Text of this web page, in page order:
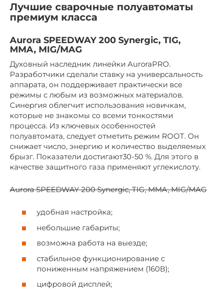
Лучшие сварочные полуавтоматы
премиум класса
Aurora SPEEDWAY 200 Synergic, TIG,
MMA, MIG/MAG
Духовный наследник линейки AuroraPRO.
Разработчики сделали ставку на универсальность
аппарата, он поддерживает практически все
режимы с любым из возможных материалов.
Синергия облегчит использования новичкам,
которые не знакомы со всеми тонкостями
процесса. Из ключевых особенностей
полуавтомата, следует отметить режим ROOT. Он
снижает число, энергию и количество выделяемых
брызг. Показатели достигают30-50 %. Для этого в
качестве защитного газа применяют углекислоту.
Aurora SPEEDWAY 200 Synergic, TIG, MMA, MIG/MAG
удобная настройка;
небольшие габариты;
возможна работа на выезде;
стабильное функционирование с
пониженным напряжением (160В);
цифровой дисплей;